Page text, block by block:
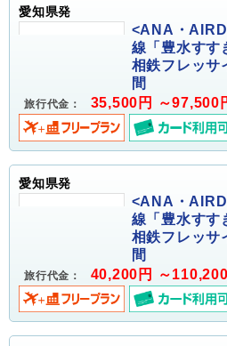
愛知県発
<ANA・
線「豊水すす
相鉄フレッサ
間
旅行代金： 35,500円 ～97,500
愛知県発
<ANA・
線「豊水すす
相鉄フレッサ
間
旅行代金： 40,200円 ～